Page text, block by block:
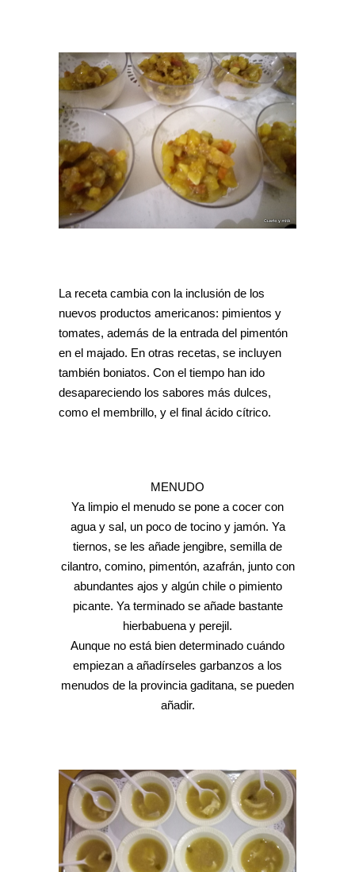
La receta cambia con la inclusión de los
nuevos productos americanos: pimientos y
tomates, además de la entrada del pimentón
en el majado. En otras recetas, se incluyen
también boniatos. Con el tiempo han ido
desapareciendo los sabores más dulces,
como el membrillo, y el final ácido cítrico.
MENUDO
Ya limpio el menudo se pone a cocer con
agua y sal, un poco de tocino y jamón. Ya
tiernos, se les añade jengibre, semilla de
cilantro, comino, pimentón, azafrán, junto con
abundantes ajos y algún chile o pimiento
picante. Ya terminado se añade bastante
hierbabuena y perejil.
Aunque no está bien determinado cuándo
empiezan a añadírseles garbanzos a los
menudos de la provincia gaditana, se pueden
añadir.